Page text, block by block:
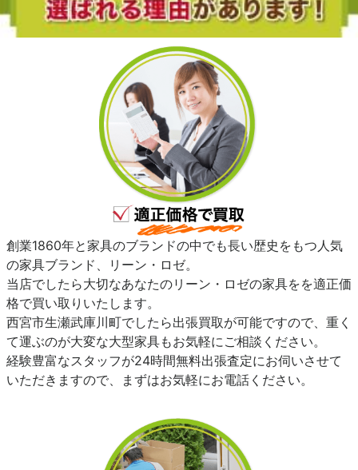
創業1860年と家具のブランドの中でも長い歴史をもつ人気
の家具ブランド、リーン・ロゼ。
当店でしたら大切なあなたのリーン・ロゼの家具をを適正価
格で買い取りいたします。
西宮市生瀬武庫川町でしたら出張買取が可能ですので、重く
て運ぶのが大変な大型家具もお気軽にご相談ください。
経験豊富なスタッフが24時間無料出張査定にお伺いさせて
いただきますので、まずはお気軽にお電話ください。